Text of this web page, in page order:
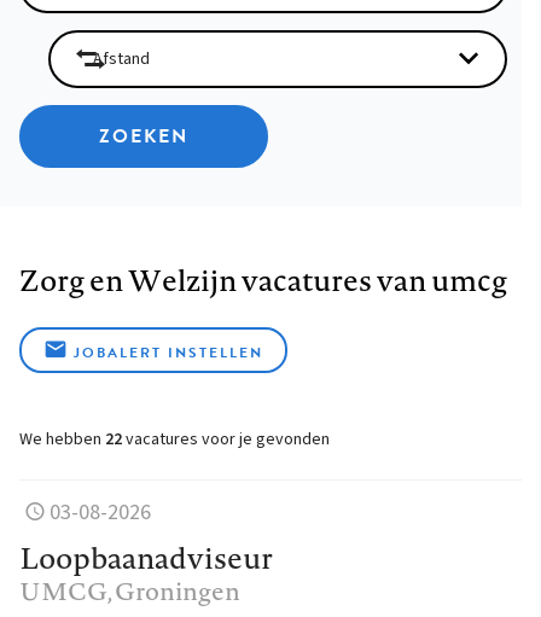
ZOEKEN
Zorg en Welzijn vacatures van umcg
JOBALERT INSTELLEN
We hebben 22vacatures voor je gevonden
03-08-2026
Loopbaanadviseur
UMCG, Groningen